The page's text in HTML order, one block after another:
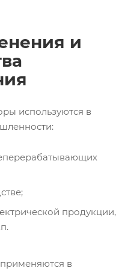
и
используются в
продукции,
в